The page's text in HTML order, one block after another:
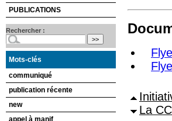
La
PUBLICATIONS
Rechercher :
Mots-clés
communiqué
publication récente
new
appel à manif